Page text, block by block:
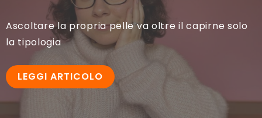
Ascoltare la propria pelle va oltre il capirne solo
la tipologia
LEGGI ARTICOLO